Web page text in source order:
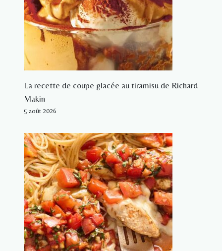
La recette de coupe glacée au tiramisu de Richard
Makin
5 août 2026